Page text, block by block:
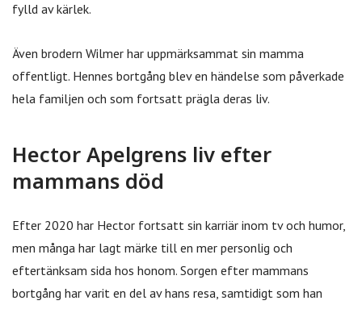
fylld av kärlek.
Även brodern Wilmer har uppmärksammat sin mamma
offentligt. Hennes bortgång blev en händelse som påverkade
hela familjen och som fortsatt prägla deras liv.
Hector Apelgrens liv efter
mammans död
Efter 2020 har Hector fortsatt sin karriär inom tv och humor,
men många har lagt märke till en mer personlig och
eftertänksam sida hos honom. Sorgen efter mammans
bortgång har varit en del av hans resa, samtidigt som han